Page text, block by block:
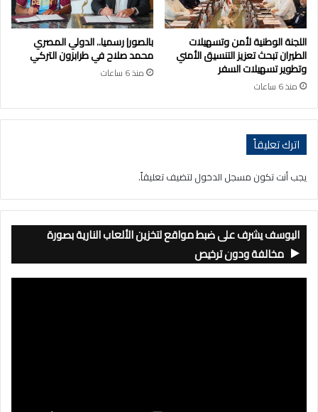
اللجنة الوطنية لأمن وتسهيلات
الطيران تبحث تعزيز التنسيق الأمني
وتطوير تسهيلات السفر
منذ 6 ساعات
بالصور| رسميا.. الدولي المصري
محمد صلاح في طرابزون التركي
منذ 6 ساعات
اترك تعليقاً
يجب أنت تكون مسجل الدخول لتضيف تعليقاً.
اليوسف يشرف على ضبط مواقع لتخزين الألعاب النارية بصورة
مخالفة ودون ترخيص